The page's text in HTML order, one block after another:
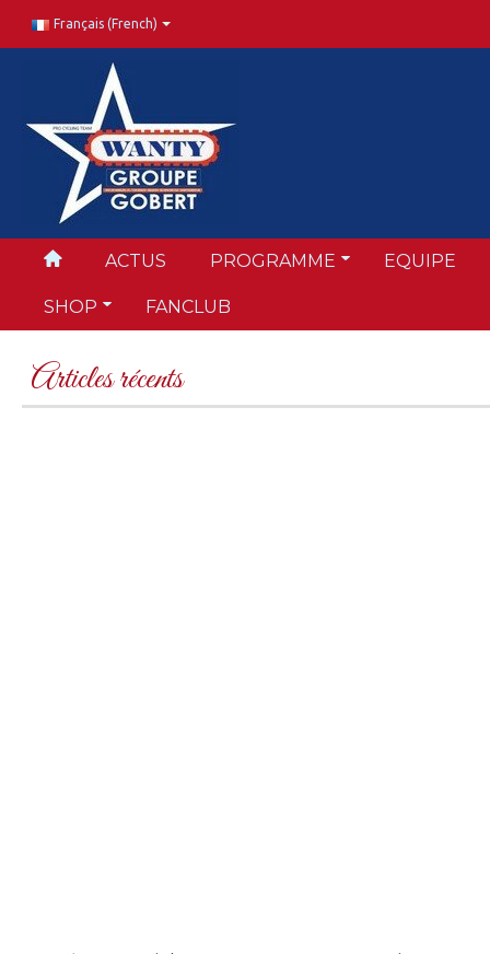
Français (French)
ACTUS PROGRAMME EQUIPE
SHOP FANCLUB
Articles récents